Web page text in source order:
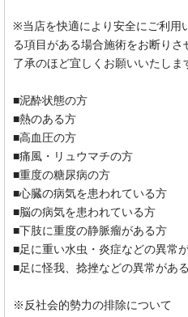
※当店を快適により安全にご利用
る項目がある場合施術をお断り
了承のほど宜しくお願いいたしま
■泥酔状態の方
■熱のある方
■高血圧の方
■痛風・リュウマチの方
■重度の糖尿病の方
■心臓の病気を患われている方
■脳の病気を患われている方
■下肢に重度の静脈瘤がある方
■足に重い水虫・炎症などの異常
■足に怪我、捻挫などの異常があ
※反社会的勢力の排除について